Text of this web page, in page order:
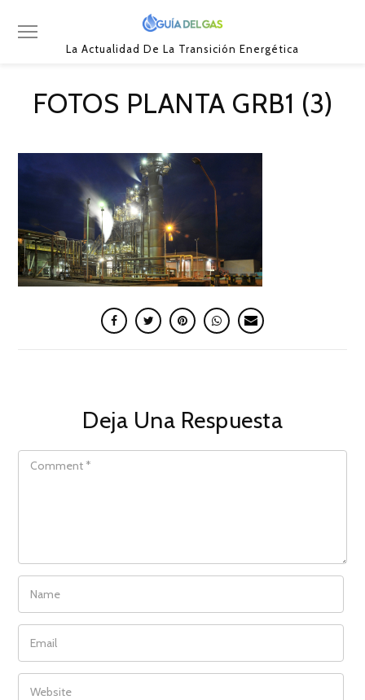
La Actualidad De La Transición Energética
FOTOS PLANTA GRB1 (3)
Deja Una Respuesta
COMMENT
NAME
EMAIL
WEBSITE